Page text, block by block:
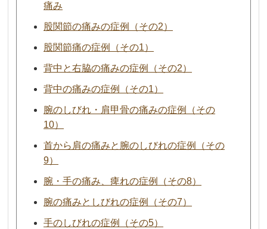
痛み
股関節の痛みの症例（その2）
股関節痛の症例（その1）
背中と右脇の痛みの症例（その2）
背中の痛みの症例（その1）
腕のしびれ・肩甲骨の痛みの症例（その
10）
首から肩の痛みと腕のしびれの症例（その
9）
腕・手の痛み、痺れの症例（その8）
腕の痛みとしびれの症例（その7）
手のしびれの症例（その5）